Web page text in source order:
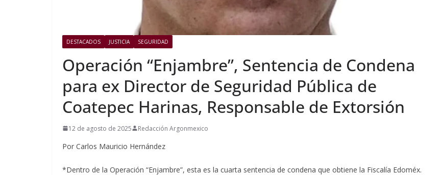
DESTACADOS JUSTICIA SEGURIDAD
Operación “Enjambre”, Sentencia de Condena
para ex Director de Seguridad Pública de
Coatepec Harinas, Responsable de Extorsión
12 de agosto de 2025 Redacción Argonmexico
Por Carlos Mauricio Hernández
*Dentro de la Operación “Enjambre”, esta es la cuarta sentencia de condena que obtiene la Fiscalía Edoméx.